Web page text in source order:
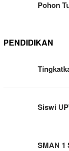
Pohon
PENDIDIKAN
Siswi
SMAN